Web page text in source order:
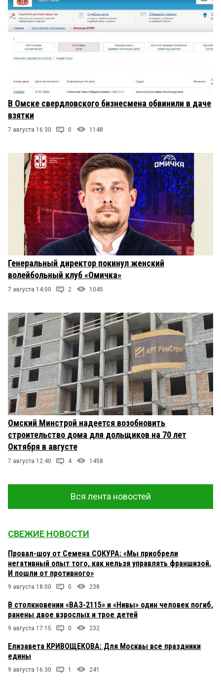
В Омске свердловского бизнесмена обвинили в даче
взятки
7 августа 16:30 0 1148
Генеральный директор покинул женский
волейбольный клуб «Омичка»
7 августа 14:00 2 1045
Омский Минстрой надеется возобновить
строительство дома для дольщиков на 70 лет
Октября в августе
7 августа 12:40 4 1458
Вся лента новостей
СВЕЖИЕ НОВОСТИ
Провал-шоу от Семена СОКУРА: «Мы приобрели
негативный опыт того, как нельзя управлять франшизой.
И пошли от противного»
9 августа 18:00 0 238
В столкновении «ВАЗ-2115» и «Нивы» один человек погиб,
ранены двое взрослых и трое детей
9 августа 17:15 0 232
Елизавета КРИВОЩЕКОВА: Для Москвы все праздники
едины
9 августа 16:30 1 241